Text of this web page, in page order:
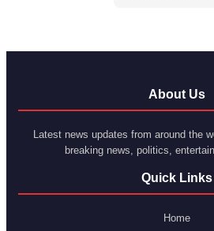
About Us
Latest news updates from around the
breaking news, politics,
Quick Links
Home